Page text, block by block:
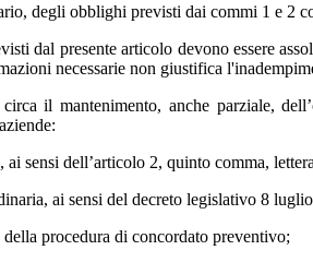
degli obblighi previsti dai commi 1 e 2
dal presente articolo devono essere
necessarie non giustifica
il mantenimento, anche parziale,
sensi dell’articolo 2, quinto comma,
ai sensi del decreto legislativo 8
procedura di concordato preventivo;